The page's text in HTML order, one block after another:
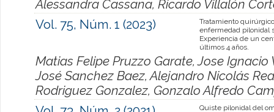
Alessandra Cassana, Ricardo Villalón
Vol. 75, Núm. 1 (2023)
Tratamiento
enfermedad pilonidal
Experiencia de un
últimos 4 años.
Matias Felipe Pruzzo Garate, Jose
José Sanchez Baez, Alejandro Nicolás
Rodriguez Gonzalez, Gonzalo Alfredo
Quiste pilonidal del